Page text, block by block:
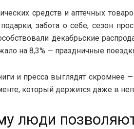
средств и аптечных
забота о себе, сезон
декабрьские
на 8,3% — праздничные
и пресса выглядят скромнее —
который держится даже в
люди